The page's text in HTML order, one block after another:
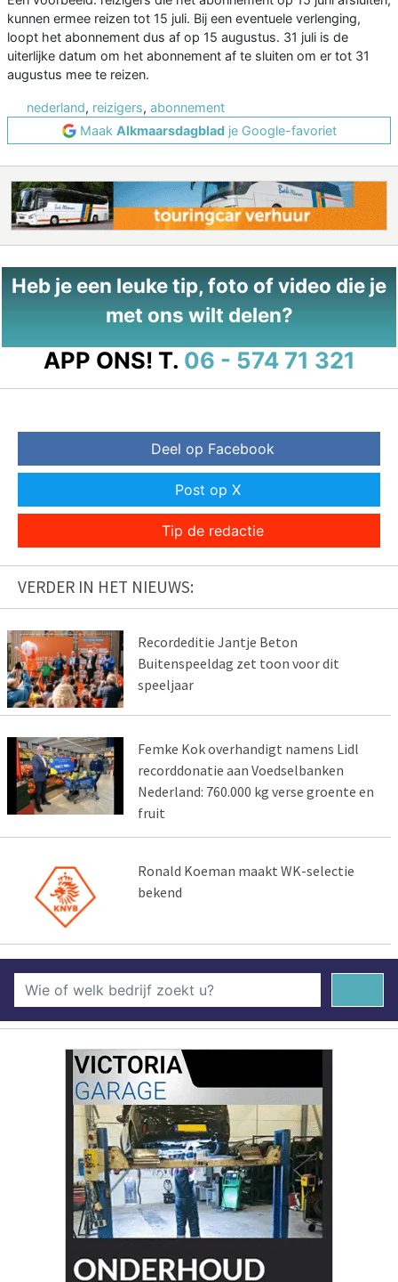
kunnen ermee reizen tot 15 juli. Bij een eventuele verlenging,
loopt het abonnement dus af op 15 augustus. 31 juli is de
uiterlijke datum om het abonnement af te sluiten om er tot 31
augustus mee te reizen.
nederland, reizigers, abonnement
Maak Alkmaarsdagbladje Google-favoriet
Heb je een leuke tip, foto of video die je
met ons wilt delen?
APP ONS! T. 06 - 574 71 321
Deel op Facebook
Post op X
Tip de redactie
VERDER IN HET NIEUWS:
Recordeditie Jantje Beton
Buitenspeeldag zet toon voor dit
speeljaar
Femke Kok overhandigt namens Lidl
recorddonatie aan Voedselbanken
Nederland: 760.000 kg verse groente en
fruit
Ronald Koeman maakt WK-selectie
bekend